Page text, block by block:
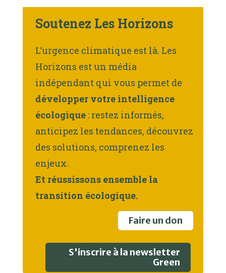
Soutenez Les Horizons
L’urgence climatique est là. Les
Horizons est un média
indépendant qui vous permet de
développer votre intelligence
écologique : restez informés,
anticipez les tendances, découvrez
des solutions, comprenez les
enjeux.
Et réussissons ensemble la
transition écologique.
Faire un don
S'inscrire à la newsletter
Green